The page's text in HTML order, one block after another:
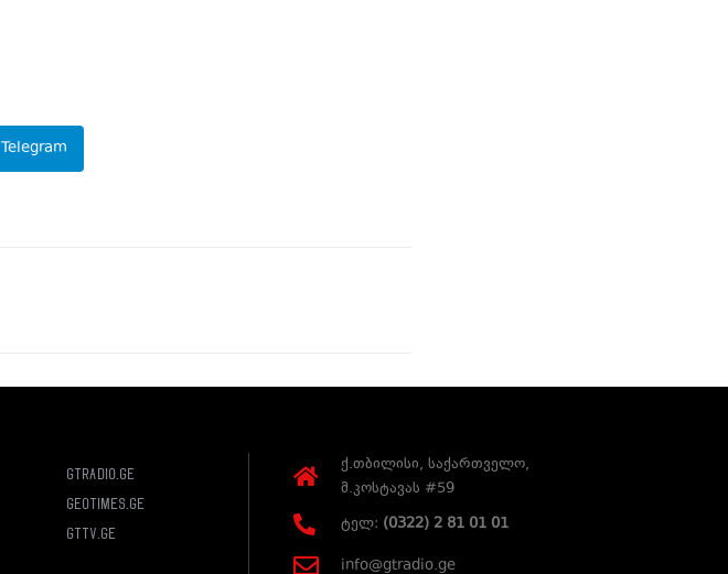
Telegram
gtradio.ge
geotimes.ge
gttv.ge
ქ.თბილისი, საქართველო,
მ.კოსტავას #59
ტელ: (0322) 2 81 01 01
info@gtradio.ge